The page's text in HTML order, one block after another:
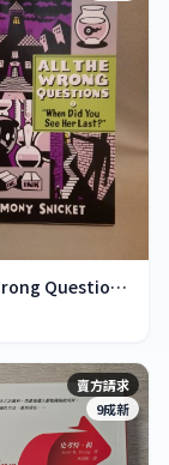
All The Wrong Questions 2: "When Did You See Her L
賣方請求
9成新